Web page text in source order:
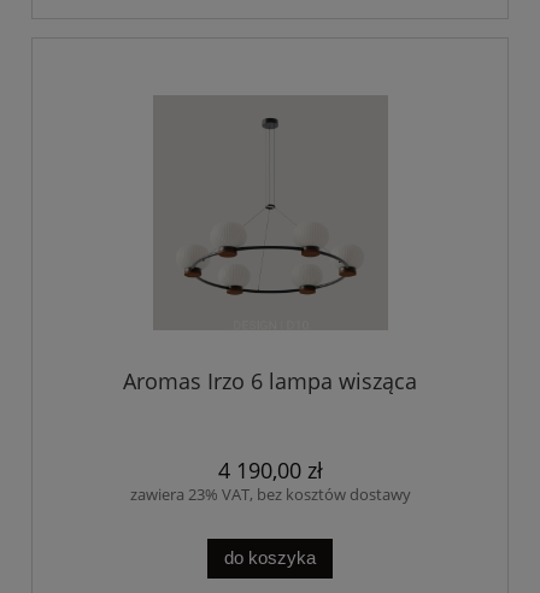
Aromas Irzo 6 lampa wisząca
4 190,00 zł
zawiera 23% VAT, bez kosztów dostawy
do koszyka